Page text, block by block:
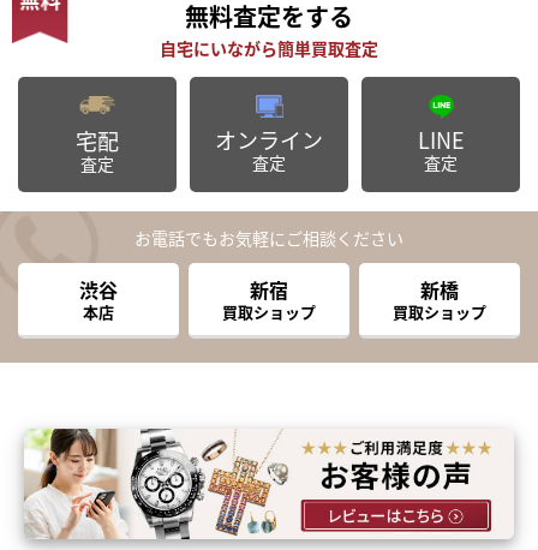
無料査定をする
宅配
査定
オンライン
査定
LINE
査定
お電話でもお気軽にご相談ください
渋谷
本店
新宿
買取ショップ
新橋
買取ショップ